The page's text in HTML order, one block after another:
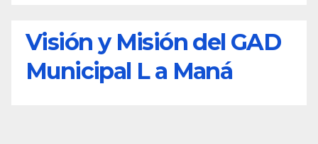
Visión y Misión del GAD
Municipal L a Maná